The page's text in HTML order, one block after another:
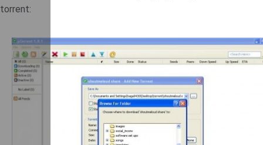
torrent: